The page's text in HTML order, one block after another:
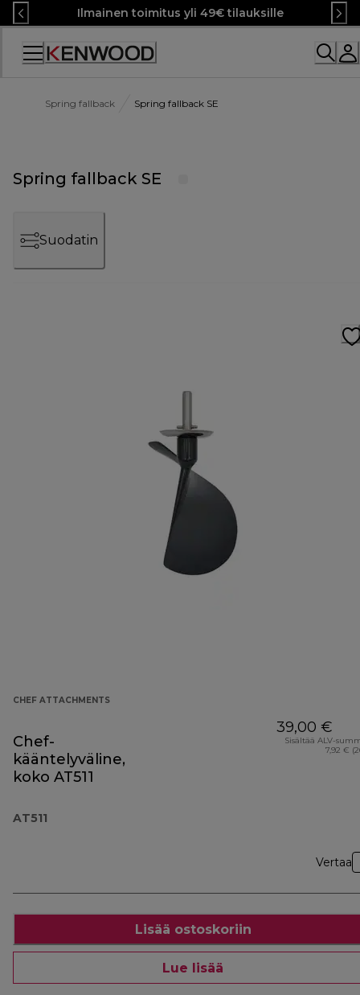
Skip
to
Content
Ilmainen toimitus yli 49€ tilauksille
Spring fallback Spring fallback SE
Spring fallback SE
Suodatin
CHEF ATTACHMENTS
Chef-
kääntelyväline,
koko AT511
AT511
39,00 €
Sisältää ALV-
7,92 €
Vertaa
Lisää ostoskoriin
Lue lisää